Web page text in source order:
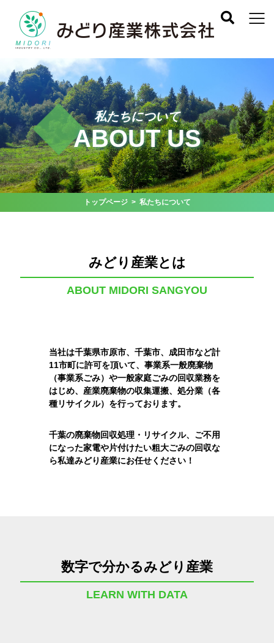
私たちについて
ABOUT US
トップページ> 私たちについて
みどり産業とは
ABOUT MIDORI SANGYOU
当社は千葉県市原市、千葉市、成田市など計
11市町に許可を頂いて、事業系一般廃棄物
（事業系ごみ）や一般家庭ごみの回収業務を
はじめ、産業廃棄物の収集運搬、処分業（各
種リサイクル）を行っております。
千葉の廃棄物回収処理・リサイクル、ご不用
になった家電や片付けたい粗大ごみの回収な
ら私達みどり産業にお任せください！
数字で分かるみどり産業
LEARN WITH DATA